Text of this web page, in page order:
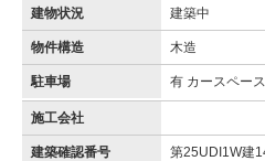
建物状況 建築中
物件構造 木造
駐車場 有 カースペー
施工会社
建築確認番号 第25UDI1W建